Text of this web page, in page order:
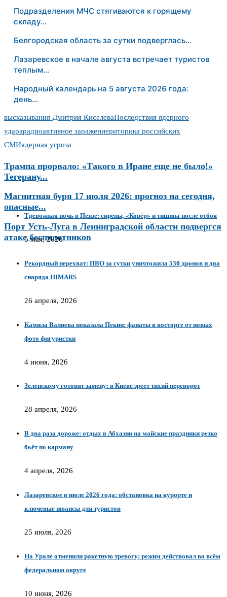
Подразделения МЧС стягиваются к горящему
складу…
Белгородская область за сутки подверглась…
Лазаревское в начале августа встречает туристов
теплым…
Народный календарь на 5 августа 2026 года:
день…
высказывания Дмитрия КиселеваПоследствия ядерного
ударарадиоактивное заражениериторика российских
СМИядерная угроза
Трампа прорвало: «Такого в Иране еще не было!»
Тегерану...
Магнитная буря 17 июля 2026: прогноз на сегодня,
опасные...
Порт Усть-Луга в Ленинградской области подвергся
атаке беспилотников
Тревожная ночь в Пензе: сирены, «Ковёр» и тишина после отбоя
5 мая, 2026
Рекордный перехват: ПВО за сутки уничтожила 530 дронов и два
снаряда HIMARS
26 апреля, 2026
Камила Валиева показала Пекин: фанаты в восторге от новых
фото фигуристки
4 июня, 2026
Зеленскому готовят замену: в Киеве зреет тихий переворот
28 апреля, 2026
В два раза дороже: отдых в Абхазии на майские праздники резко
бьёт по карману
4 апреля, 2026
Лазаревское в июле 2026 года: обстановка на курорте и
ключевые нюансы для туристов
25 июля, 2026
На Урале отменили ракетную тревогу: режим действовал во всём
федеральном округе
10 июня, 2026